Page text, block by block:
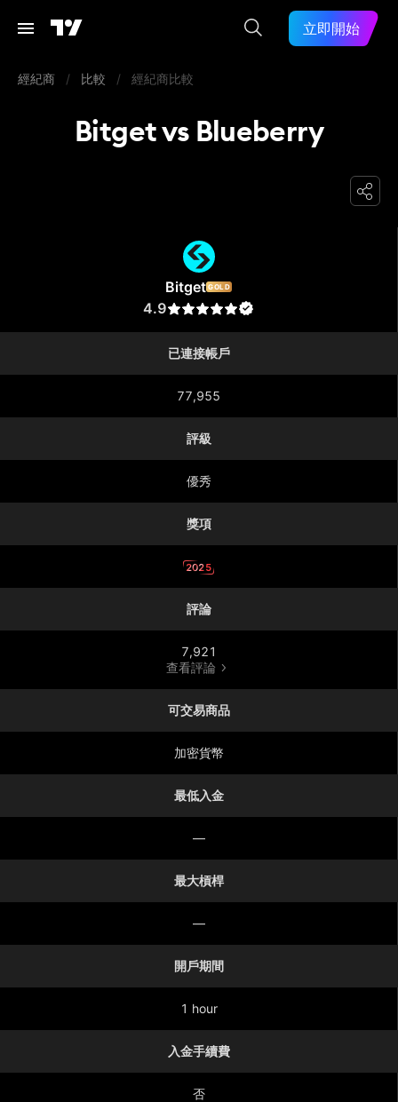
立即開始
經紀商 / 比較 / 經紀商比較
Bitget vs Blueberry
Bitget GOLD
4.9
已連接帳戶
77,955
評級
優秀
獎項
2025
評論
7,921
查看評論
可交易商品
加密貨幣
最低入金
—
最大槓桿
—
開戶期間
1 hour
入金手續費
否